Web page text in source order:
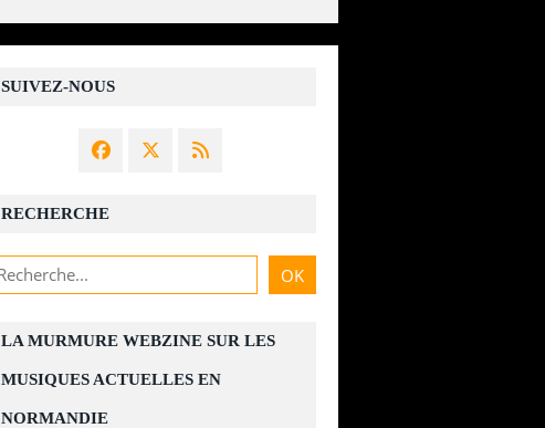
SUIVEZ-NOUS
RECHERCHE
LA MURMURE WEBZINE SUR LES
MUSIQUES ACTUELLES EN
NORMANDIE